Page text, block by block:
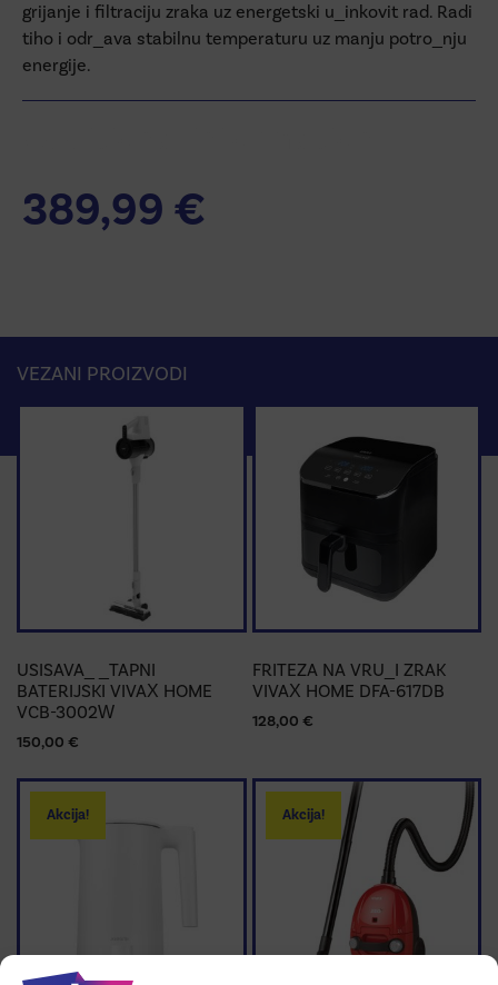
grijanje i filtraciju zraka uz energetski u_inkovit rad. Radi
tiho i odr_ava stabilnu temperaturu uz manju potro_nju
energije.
389,99 €
VEZANI PROIZVODI
USISAVA_ _TAPNI
BATERIJSKI VIVAX HOME
VCB-3002W
150,00 €
FRITEZA NA VRU_I ZRAK
VIVAX HOME DFA-617DB
128,00 €
Akcija! Akcija!